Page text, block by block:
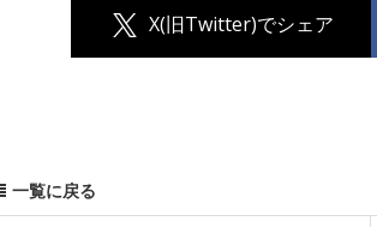
X(旧Twitter)でシェア
一覧に戻る